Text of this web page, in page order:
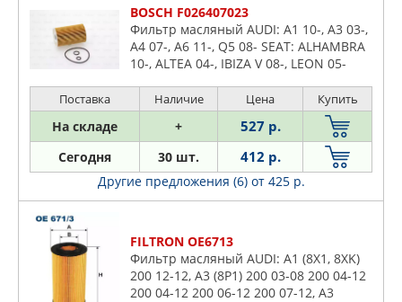
BOSCH F026407023
Фильтр масляный AUDI: A1 10-, A3 03-,
A4 07-, A6 11-, Q5 08- SEAT: ALHAMBRA
10-, ALTEA 04-, IBIZA V 08-, LEON 05-
ROOMSTER 06-
Поставка Наличие Цена Купить
На складе + 527 р.
Сегодня 30 шт. 412 р.
Другие предложения (6) от 425 р.
FILTRON OE6713
Фильтр масляный AUDI: A1 (8X1, 8XK)
200 12-12, A3 (8P1) 200 03-08 200 04-12
200 04-12 200 06-12 200 07-12, A3